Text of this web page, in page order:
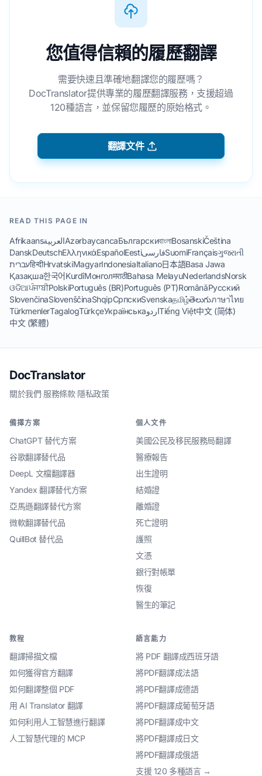
您值得信賴的履歷翻譯
需要快速且準確地翻譯您的履歷嗎？
DocTranslator提供專業的履歷翻譯服務，支援超過
120種語言，並保留您履歷的原始格式。
翻譯文件
READ THIS PAGE IN
AfrikaansالعربيةAzərbaycancaБългарскиবাংলাBosanskiČeština
DanskDeutschΕλληνικάEspañolEestiفارسیSuomiFrançaisગુજરાતી
עבריתहिन्दीHrvatskiMagyarIndonesiaItaliano日本語Basa Jawa
Қазақша한국어KurdîМонголमराठीBahasa MelayuNederlandsNorsk
ଓଡିଆਪੰਜਾਬੀPolskiPortuguês (BR)Português (PT)RomânăРусский
SlovenčinaSlovenščinaShqipСрпскиSvenskaதமிழ்తెలుగుภาษาไทย
TürkmenlerTagalogTürkçeУкраїнськаاردوTiếng Việt中文 (简体)
中文 (繁體)
DocTranslator
關於我們·服務條款·隱私政策
備擇方案
ChatGPT 替代方案
谷歌翻譯替代品
DeepL 文檔翻譯器
Yandex 翻譯替代方案
亞馬遜翻譯替代方案
微軟翻譯替代品
QuillBot 替代品
個人文件
美國公民及移民服務局翻譯
醫療報告
出生證明
結婚證
離婚證
死亡證明
護照
文憑
銀行對帳單
恢復
醫生的筆記
教程
翻譯掃描文檔
如何獲得官方翻譯
如何翻譯整個 PDF
用 AI Translator 翻譯
如何利用人工智慧進行翻譯
人工智慧代理的 MCP
語言能力
將 PDF 翻譯成西班牙語
將PDF翻譯成法語
將PDF翻譯成德語
將PDF翻譯成葡萄牙語
將PDF翻譯成中文
將PDF翻譯成日文
將PDF翻譯成俄語
支援 120 多種語言 →